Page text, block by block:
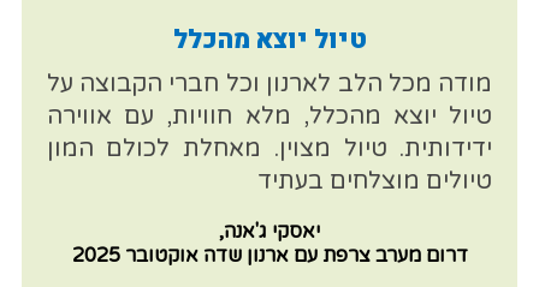
טיול יוצא מהכלל
מודה מכל הלב לארנון וכל חברי הקבוצה על
טיול יוצא מהכלל, מלא חוויות, עם אווירה
ידידותית. טיול מצוין. מאחלת לכולם המון
טיולים מוצלחים בעתיד
יאסקי ג'אנה,
דרום מערב צרפת עם ארנון שדה אוקטובר 2025